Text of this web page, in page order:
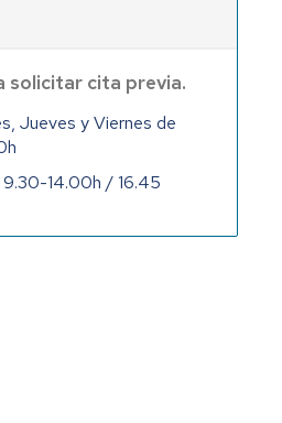
solicitar cita previa.
Jueves y Viernes de
14.00h / 16.45